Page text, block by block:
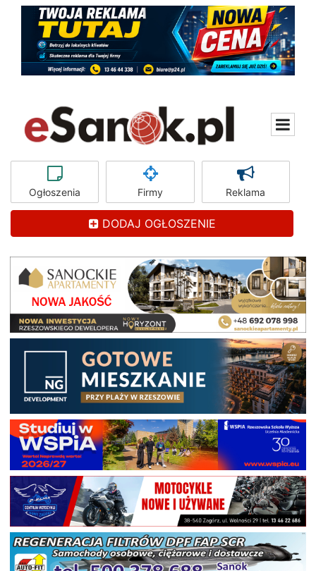
Ogłoszenia Firmy Reklama
DODAJ OGŁOSZENIE